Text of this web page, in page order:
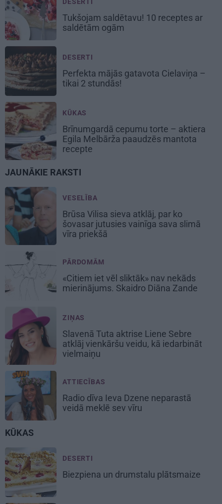
Tukšojam saldētavu! 10 receptes ar
saldētām ogām
DESERTI
Perfekta mājās gatavota Cielaviņa –
tikai 2 stundās!
KŪKAS
Brīnumgardā cepumu torte – aktiera
Egila Melbārža paaudzēs mantota
recepte
JAUNĀKIE RAKSTI
VESELĪBA
Brūsa Vilisa sieva atklāj, par ko
šovasar jutusies vainīga sava slimā
vīra priekšā
PĀRDOMĀM
«Citiem iet vēl sliktāk» nav nekāds
mierinājums. Skaidro Diāna Zande
ZIŅAS
Slavenā Tuta aktrise Liene Sebre
atklāj vienkāršu veidu, kā iedarbināt
vielmaiņu
ATTIECĪBAS
Radio dīva Ieva Dzene neparastā
veidā meklē sev vīru
KŪKAS
DESERTI
Biezpiena un drumstalu plātsmaize